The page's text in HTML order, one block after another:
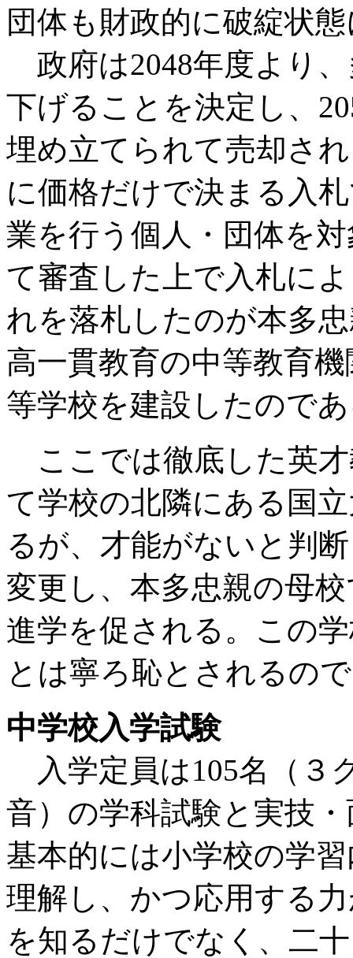
団体も財政的に破綻状
政府は2048年度より
下げることを決定し、
埋め立てられて売却さ
に価格だけで決まる入
業を行う個人・団体を
て審査した上で入札に
れを落札したのが本多
高一貫教育の中等教育
等学校を建設したので
ここでは徹底した英
て学校の北隣にある国
るが、才能がないと判
変更し、本多忠親の母
進学を促される。この
とは寧ろ恥とされるの
中学校入学試験
入学定員は105名（３
音）の学科試験と実技
基本的には小学校の学
理解し、かつ応用する
を知るだけでなく、二